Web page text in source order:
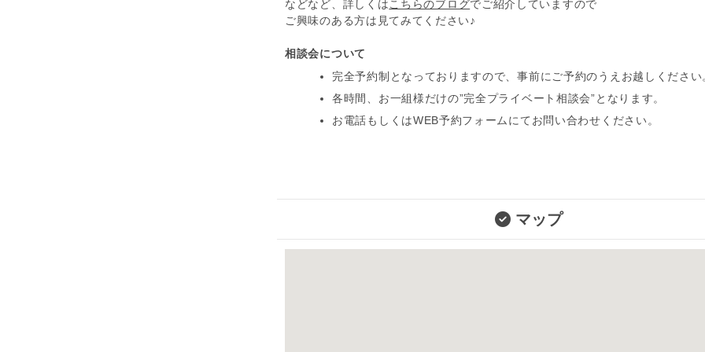
などなど、詳しくはこちらのブログでご紹介していますので
ご興味のある方は見てみてください♪
相談会について
完全予約制となっておりますので、事前にご予約のうえお越しください
各時間、お一組様だけの”完全プライベート相談会”となります。
お電話もしくはWEB予約フォームにてお問い合わせください。
マップ